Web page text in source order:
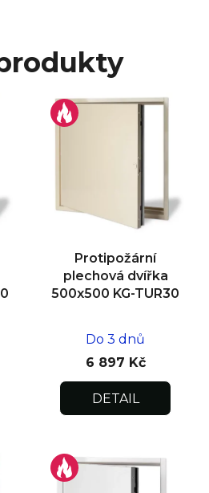
Protipožární
plechová dvířka
500x500 KG-TUR30
Do 3 dnů
6 897 Kč
DETAIL